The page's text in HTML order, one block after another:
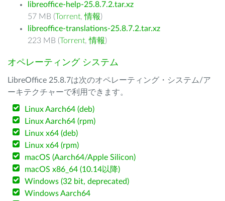
libreoffice-help-25.8.7.2.tar.xz
57 MB (Torrent,情報)
libreoffice-translations-25.8.7.2.tar.xz
223 MB (Torrent,情報)
オペレーティング システム
LibreOffice 25.8.7は次のオペレーティング・システム/ア
ーキテクチャーで利用できます。
Linux Aarch64 (deb)
Linux Aarch64 (rpm)
Linux x64 (deb)
Linux x64 (rpm)
macOS (Aarch64/Apple Silicon)
macOS x86_64 (10.14以降)
Windows (32 bit, deprecated)
Windows Aarch64